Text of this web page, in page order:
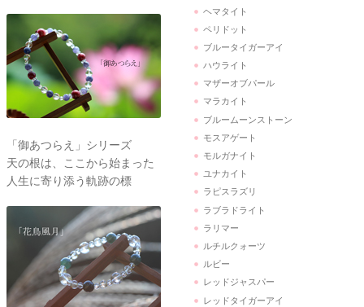
「御あつらえ」シリーズ
天の根は、ここから始まった
人生に寄り添う軌跡の標
ヘマタイト
ペリドット
ブルータイガーアイ
ハウライト
マザーオブパール
マラカイト
ブルームーンストーン
モスアゲート
モルガナイト
ユナカイト
ラピスラズリ
ラブラドライト
ラリマー
ルチルクォーツ
ルビー
レッドジャスパー
レッドタイガーアイ